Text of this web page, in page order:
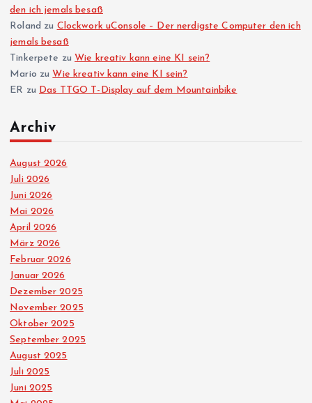
den ich jemals besaß
Roland zu Clockwork uConsole – Der nerdigste Computer den ich
jemals besaß
Tinkerpete zuWie kreativ kann eine KI sein?
Mario zuWie kreativ kann eine KI sein?
ER zu Das TTGO T-Display auf dem Mountainbike
Archiv
August 2026
Juli 2026
Juni 2026
Mai 2026
April 2026
März 2026
Februar 2026
Januar 2026
Dezember 2025
November 2025
Oktober 2025
September 2025
August 2025
Juli 2025
Juni 2025